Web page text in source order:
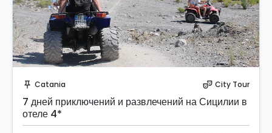
push_pin Catania theater_comedy City Tour
7 дней приключений и развлечений на Сицилии в
отеле 4*